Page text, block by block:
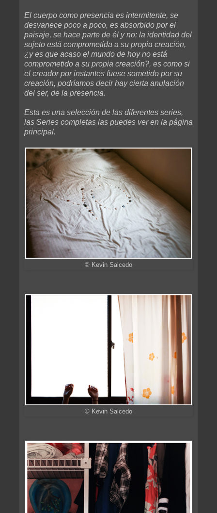
El cuerpo como presencia es intermitente, se
desvanece poco a poco, es absorbido por el
paisaje, se hace parte de él y no; la identidad del
sujeto está comprometida a su propia creación,
¿y es que acaso el mundo de hoy no está
comprometido a su propia creación?, es como si
el creador por instantes fuese sometido por su
creación, podríamos decir hay cierta anulación
del ser, de la presencia.
Esta es una selección de las diferentes series,
las Series completas las puedes ver en la página
principal.
© Kevin Salcedo
© Kevin Salcedo